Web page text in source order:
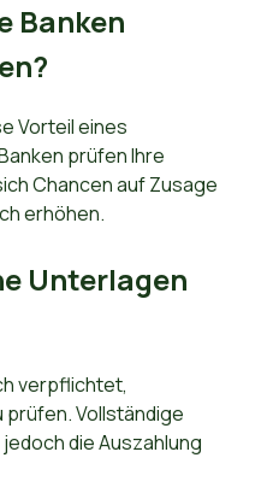
Banken
Vorteil eines
prüfen Ihre
Chancen auf Zusage
erhöhen.
Unterlagen
verpflichtet,
prüfen. Vollständige
die Auszahlung